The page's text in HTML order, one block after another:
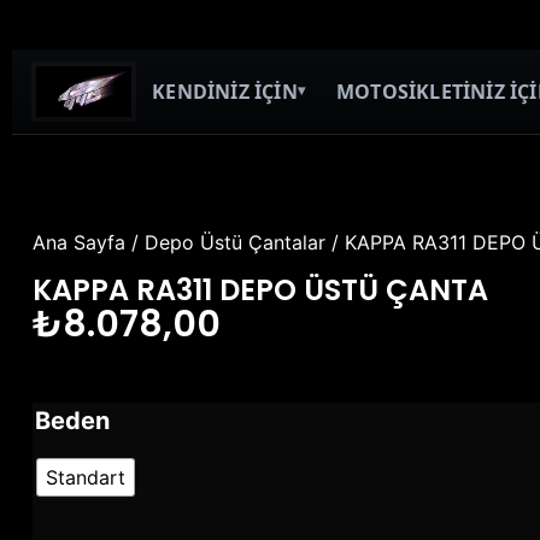
KENDİNİZ İÇİN▾ MOTOSİKLETİNİZ
Ana Sayfa / Depo Üstü Çantalar/ KAPPA RA311 DEPO
KAPPA RA311 DEPO ÜSTÜ ÇANTA
₺8.078,00
Beden
Standart